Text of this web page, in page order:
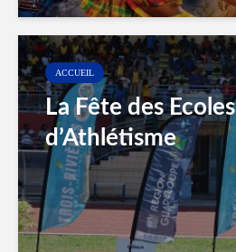
ACCUEIL
La Fête des Ecoles
d’Athlétisme